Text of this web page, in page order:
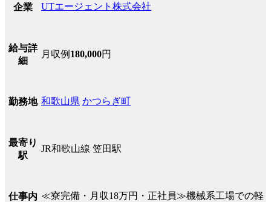
企業 UTエージェント株式会社
給与詳
細
月収例 180,000円
勤務地 和歌山県 かつらぎ町
最寄り
駅
JR和歌山線 笠田駅
仕事内 ≪寮完備・月収18万円・正社員≫機械系工場での軽